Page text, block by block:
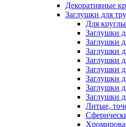
Декоративные
Заглушки для
Для
Заглушки
Заглушки
Заглушки
Заглушки
Заглушки
Заглушки
Заглушки
Заглушки
Литые,